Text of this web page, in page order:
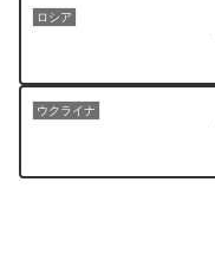
ロシア
ウクライナ